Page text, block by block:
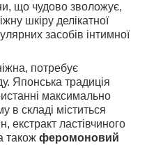
що чудово зволожує,
шкіру делікатної
засобів інтимної
потребує
Японська традиція
максимально
в складі міститься
екстракт ластівчиного
також феромоновий